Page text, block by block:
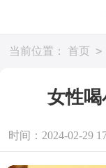
当前位置： 首页 >
女性
时间：2024-02-29